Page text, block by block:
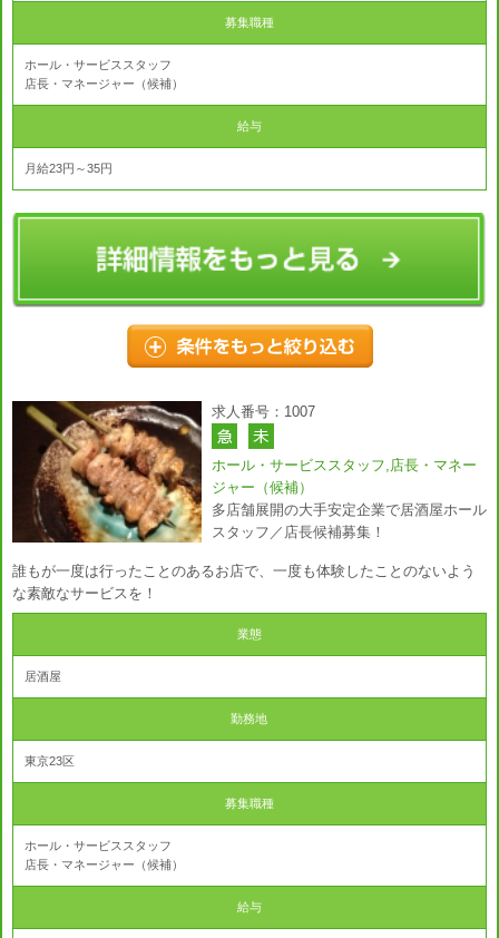
募集職種
ホール・サービススタッフ
店長・マネージャー（候補）
給与
月給23円～35円
求人番号：1007
ホール・サービススタッフ,店長・マネー
ジャー（候補）
多店舗展開の大手安定企業で居酒屋ホール
スタッフ／店長候補募集！
誰もが一度は行ったことのあるお店で、一度も体験したことのないよう
な素敵なサービスを！
業態
居酒屋
勤務地
東京23区
募集職種
ホール・サービススタッフ
店長・マネージャー（候補）
給与